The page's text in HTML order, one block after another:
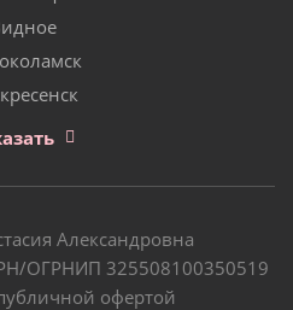
Александровна
ОГРНИП 325508100350519
офертой